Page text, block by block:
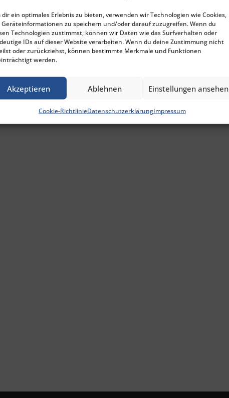
dir ein optimales Erlebnis zu bieten, verwenden wir Technologien wie Cookies,
Geräteinformationen zu speichern und/oder darauf zuzugreifen. Wenn du
Technologien zustimmst, können wir Daten wie das Surfverhalten oder
IDs auf dieser Website verarbeiten. Wenn du deine Zustimmung nicht
oder zurückziehst, können bestimmte Merkmale und Funktionen
werden.
Akzeptieren Ablehnen Einstellungen ansehen
Cookie-RichtlinieDatenschutzerklärungImpressum